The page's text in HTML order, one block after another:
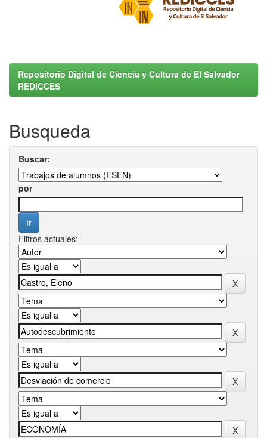
Repositorio Digital de Ciencia y Cultura de El Salvador
REDICCES
Busqueda
Buscar:
por
Filtros actuales: